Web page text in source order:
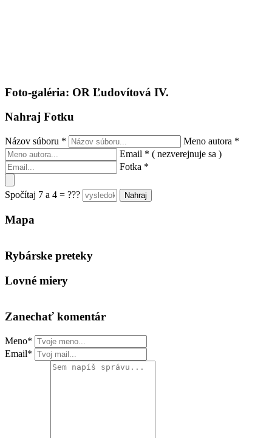
Foto-galéria: OR Ľudovítová IV.
Nahraj Fotku
Názov súboru * Meno autora *
Email * ( nezverejnuje sa )
Fotka *
Spočítaj 7 a 4 = ???
Mapa
Rybárske preteky
Lovné miery
Zanechať komentár
Meno*
Email*